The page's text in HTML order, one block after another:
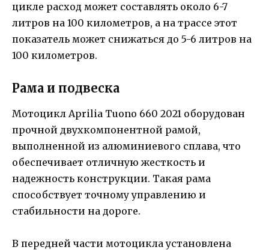
цикле расход может составлять около 6-7
литров на 100 километров, а на трассе этот
показатель может снижаться до 5-6 литров на
100 километров.
Рама и подвеска
Мотоцикл Aprilia Tuono 660 2021 оборудован
прочной двухкомпонентной рамой,
выполненной из алюминиевого сплава, что
обеспечивает отличную жесткость и
надежность конструкции. Такая рама
способствует точному управлению и
стабильности на дороге.
В передней части мотоцикла установлена